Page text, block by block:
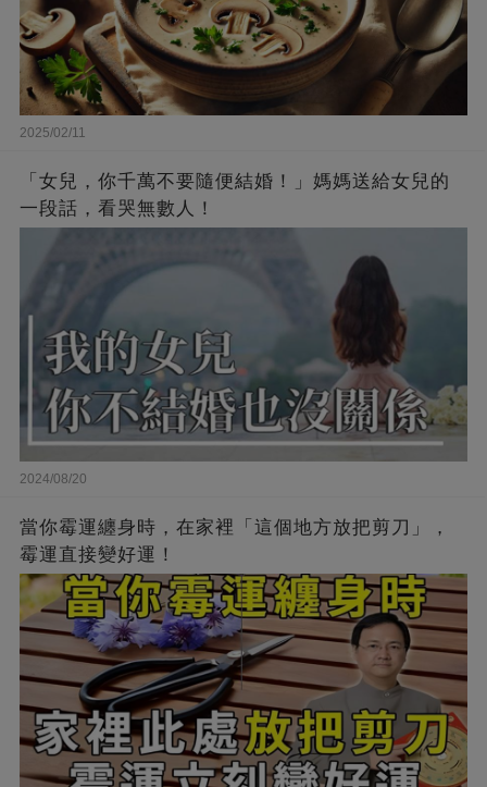
2025/02/11
「女兒，你千萬不要隨便結婚！」媽媽送給女兒的
一段話，看哭無數人！
2024/08/20
當你霉運纏身時，在家裡「這個地方放把剪刀」，
霉運直接變好運！